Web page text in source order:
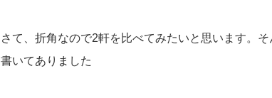
さて、折角なので2軒を比べてみたいと思います。
書いてありました